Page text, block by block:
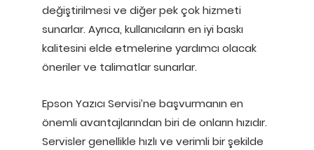
değiştirilmesi ve diğer pek çok hizmeti
sunarlar. Ayrıca, kullanıcıların en iyi baskı
kalitesini elde etmelerine yardımcı olacak
öneriler ve talimatlar sunarlar.
Epson Yazıcı Servisi’ne başvurmanın en
önemli avantajlarından biri de onların hızıdır.
Servisler genellikle hızlı ve verimli bir şekilde